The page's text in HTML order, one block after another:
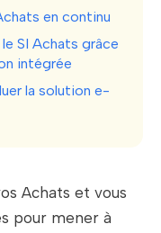
en continu
SI Achats grâce
intégrée
la solution e-
Achats et vous
pour mener à